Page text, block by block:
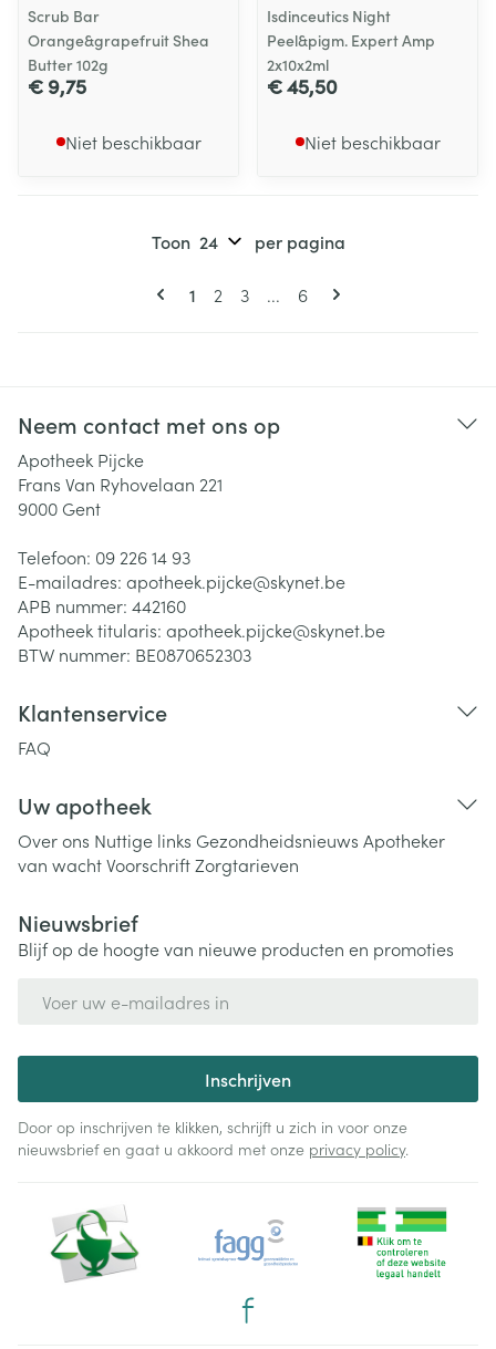
Scrub Bar
Orange&grapefruit Shea
Butter 102g
€ 9,75
Niet beschikbaar
Isdinceutics Night
Peel&pigm. Expert Amp
2x10x2ml
€ 45,50
Niet beschikbaar
Pagina's
U lees momenteel pagina
1 Pagina
2 Pagina
3 ... Pagina
6
Toon per pagina
Neem contact met ons op
Apotheek Pijcke
Frans Van Ryhovelaan 221
9000 Gent
Telefoon: 09 226 14 93
E-mailadres: apotheek.pijcke@skynet.be
APB nummer: 442160
Apotheek titularis: apotheek.pijcke@skynet.be
BTW nummer: BE0870652303
Klantenservice
FAQ
Uw apotheek
Over ons Nuttige links Gezondheidsnieuws Apotheker
van wachtVoorschriftZorgtarieven
Nieuwsbrief
Blijf op de hoogte van nieuwe producten en promoties
Inschrijven
Door op inschrijven te klikken, schrijft u zich in voor onze
nieuwsbrief en gaat u akkoord met onze privacy policy.